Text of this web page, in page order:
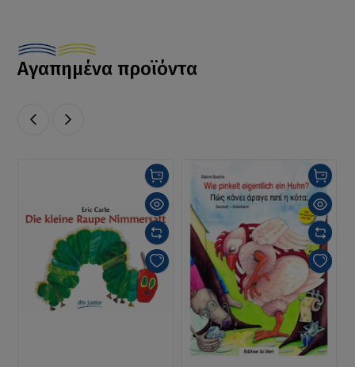
Αγαπημένα προϊόντα